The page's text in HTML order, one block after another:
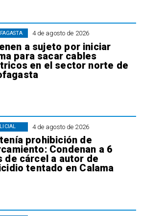
4 de agosto de 2026
a sujeto por iniciar
para sacar cables
en el sector norte de
4 de agosto de 2026
prohibición de
Condenan a 6
de cárcel a autor de
tentado en Calama